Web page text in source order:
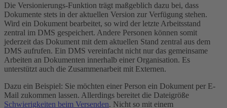
Die Versionierungs-Funktion trägt maßgeblich dazu bei, dass
Dokumente stets in der aktuellen Version zur Verfügung stehen.
Wird ein Dokument bearbeitet, so wird der letzte Arbeitsstand
zentral im DMS gespeichert. Andere Personen können somit
jederzeit das Dokument mit dem aktuellen Stand zentral aus dem
DMS aufrufen. Ein DMS vereinfacht nicht nur das gemeinsame
Arbeiten an Dokumenten innerhalb einer Organisation. Es
unterstützt auch die Zusammenarbeit mit Externen.
Dazu ein Beispiel: Sie möchten einer Person ein Dokument per E-
Mail zukommen lassen. Allerdings bereitet die Dateigröße
Schwierigkeiten beim Versenden. Nicht so mit einem